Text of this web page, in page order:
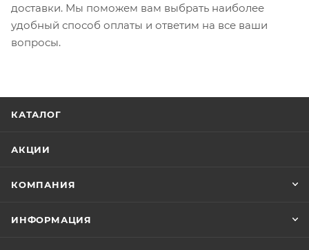
доставки. Мы поможем вам выбрать наиболее
удобный способ оплаты и ответим на все ваши
вопросы.
КАТАЛОГ
АКЦИИ
КОМПАНИЯ
ИНФОРМАЦИЯ